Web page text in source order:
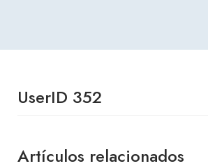
UserID 352
Artículos relacionados